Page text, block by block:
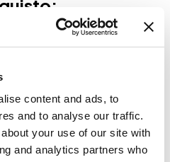
content and ads, to
and to analyse our traffic.
your use of our site with
and analytics partners who
in
affatto quando il
Le aziende di
le interazioni
una fedeltà duratura